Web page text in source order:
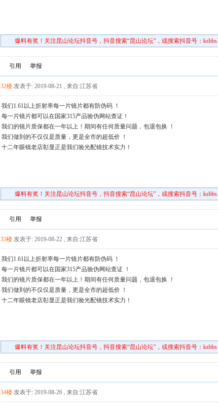
爆料有奖！关注昆山论坛抖音号，抖音搜索“昆山论坛”，或搜索抖音号：ksbbs
引用 举报
32楼 发表于: 2019-08-21 , 来自:江苏省
我们1.61以上折射率每一片镜片都有防伪码 ！
每一片镜片都可以在国家315产品验伪网站查证！
我们的镜片质保都在一年以上！期间有任何质量问题，包退包换 ！
我们做到的不仅仅是质量，更是全市的超低价 ！
十二年眼镜老店彰显正是我们验光配镜技术实力！
爆料有奖！关注昆山论坛抖音号，抖音搜索“昆山论坛”，或搜索抖音号：ksbbs
引用 举报
33楼 发表于: 2019-08-22 , 来自:江苏省
我们1.61以上折射率每一片镜片都有防伪码 ！
每一片镜片都可以在国家315产品验伪网站查证 ！
我们的镜片质保都在一年以上！期间有任何质量问题，包退包换 ！
我们做到的不仅仅是质量，更是全市的超低价 ！
十二年眼镜老店彰显正是我们验光配镜技术实力！
爆料有奖！关注昆山论坛抖音号，抖音搜索“昆山论坛”，或搜索抖音号：ksbbs
引用 举报
34楼 发表于: 2019-08-26 , 来自:江苏省